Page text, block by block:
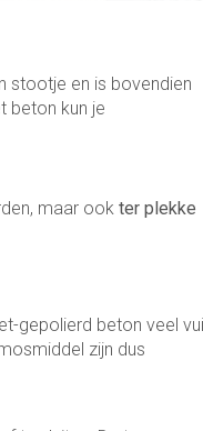
stootje en is bovendien
beton kun je
maar ook ter plekke
gepolierd beton veel
zijn dus